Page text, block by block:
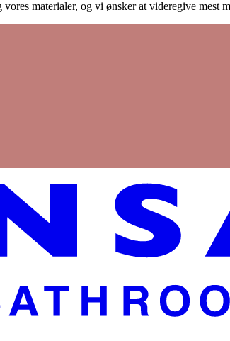
materialer, og vi ønsker at videregive mest